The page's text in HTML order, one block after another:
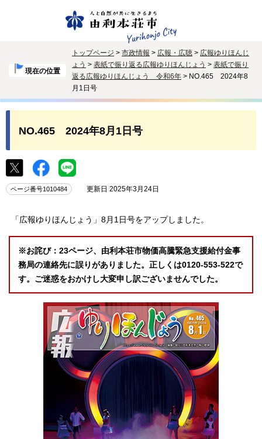
現在の位置
トップページ > 市政情報 > 広報・広聴 > 広報ゆりほんじ
ょう > 表紙で振り返る広報ゆりほんじょう > 表紙で振り
返る広報ゆりほんじょう 令和6年 > NO.465 2024年8
月1日号
NO.465 2024年8月1日号
ページ番号1010484 更新日 2025年3月24日
「広報ゆりほんじょう」8月1日号をアップしました。
※お詫び：23ページ、由利本荘市物価高騰緊急支援給付金事
務局の連絡先に誤りがありました。正しくは0120-553-522で
す。ご迷惑をおかけし大変申し訳ございませんでした。